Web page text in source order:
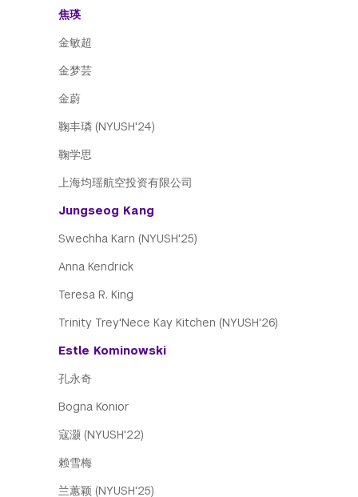
焦瑛
金敏超
金梦芸
金蔚
鞠丰璘 (NYUSH'24)
鞠学思
上海均瑶航空投资有限公司
Jungseog Kang
Swechha Karn (NYUSH'25)
Anna Kendrick
Teresa R. King
Trinity Trey'Nece Kay Kitchen (NYUSH'26)
Estle Kominowski
孔永奇
Bogna Konior
寇灏 (NYUSH'22)
赖雪梅
兰蕙颖 (NYUSH'25)